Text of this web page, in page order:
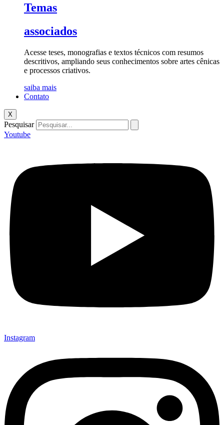
Temas
associados
Acesse teses, monografias e textos técnicos com resumos
descritivos, ampliando seus conhecimentos sobre artes cênicas
e processos criativos.
saiba mais
Contato
X
Pesquisar
Youtube
Instagram